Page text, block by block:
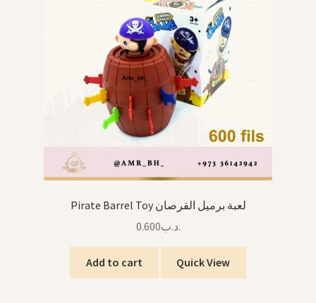
Arabic Language اللغة العربية
National Day العيد الوطني
STATIONARY القرطاسية
Birthdays أعياد الميلاد
Organizers قسم التنظيم
Pirate Barrel Toy لعبة برميل القرصان
.د.ب0.600
Add to cart Quick View